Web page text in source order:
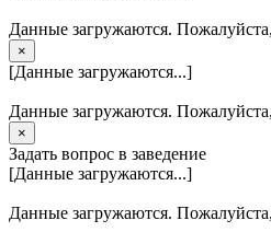
Данные загружаются.
×
[Данные загружаются...]
Данные загружаются.
×
Задать вопрос в заведение
[Данные загружаются...]
Данные загружаются.